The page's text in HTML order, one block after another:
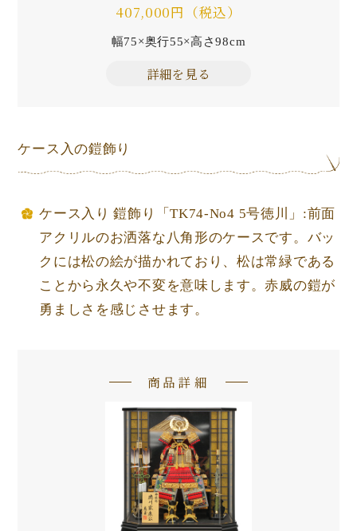
407,000円（税込）
幅75×奥行55×高さ98cm
詳細を見る
ケース入の鎧飾り
ケース入り 鎧飾り「TK74-No4 5号徳川」:前面
アクリルのお洒落な八角形のケースです。バッ
クには松の絵が描かれており、松は常緑である
ことから永久や不変を意味します。赤威の鎧が
勇ましさを感じさせます。
商品詳細